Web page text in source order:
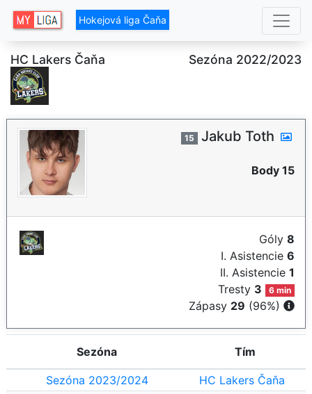
Hokejová liga Čaňa
HC Lakers Čaňa Sezóna 2022/2023
15 Jakub Toth
Body 15
Góly 8
I. Asistencie 6
II. Asistencie 1
Tresty 3 6 min
Zápasy 29 (96%)
Sezóna Tím
Sezóna 2023/2024
HC Lakers Čaňa